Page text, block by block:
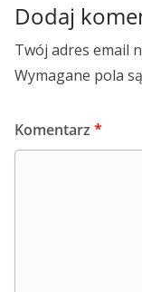
Dodaj
Twój adres email
Wymagane pola
Komentarz *